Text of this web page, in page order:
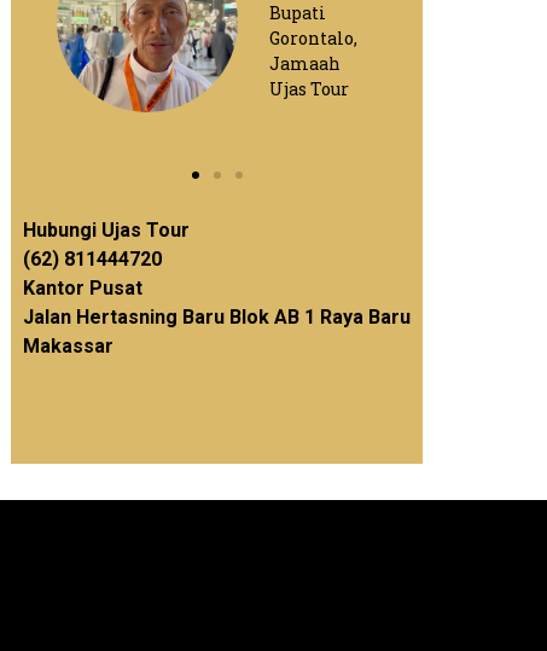
Bupati
Gorontalo,
Jamaah
Ujas Tour
Hubungi Ujas Tour
(62) 811444720
Kantor Pusat
Jalan Hertasning Baru Blok AB 1 Raya Baru
Makassar